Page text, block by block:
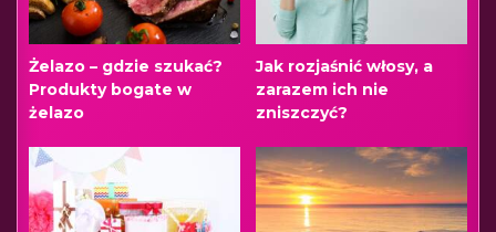
Żelazo – gdzie szukać?
Produkty bogate w
żelazo
Jak rozjaśnić włosy, a
zarazem ich nie
zniszczyć?